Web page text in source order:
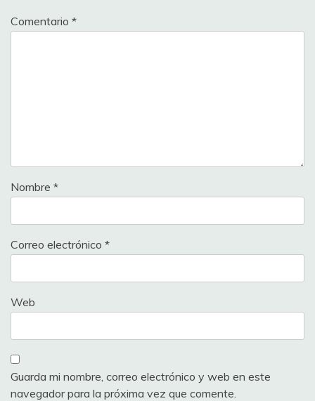
Comentario *
Nombre *
Correo electrónico *
Web
Guarda mi nombre, correo electrónico y web en este
navegador para la próxima vez que comente.